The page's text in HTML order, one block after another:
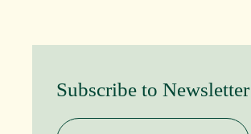
Subscribe to Newsletter